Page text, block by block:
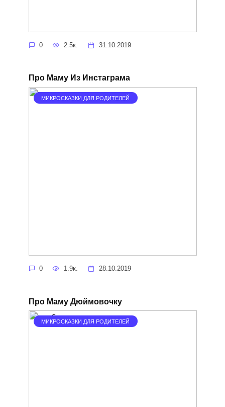
0 2.5к. 31.10.2019
Про Маму Из Инстаграма
МИКРОСКАЗКИ ДЛЯ РОДИТЕЛЕЙ
0 1.9к. 28.10.2019
Про Маму Дюймовочку
МИКРОСКАЗКИ ДЛЯ РОДИТЕЛЕЙ